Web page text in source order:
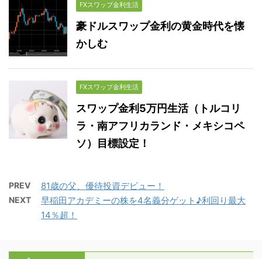
FXスワップ金利生活
豪ドルスワップ金利の黄金時代を懐
かしむ
FXスワップ金利生活
スワップ金利5万円生活（トルコリ
ラ・南アフリカランド・メキシコペ
ソ）目標設定！
PREV 81歳の父、優待投資デビュー！
NEXT
早稲田アカデミーの株を4名義分ゲット♪利回り最大
14％超！